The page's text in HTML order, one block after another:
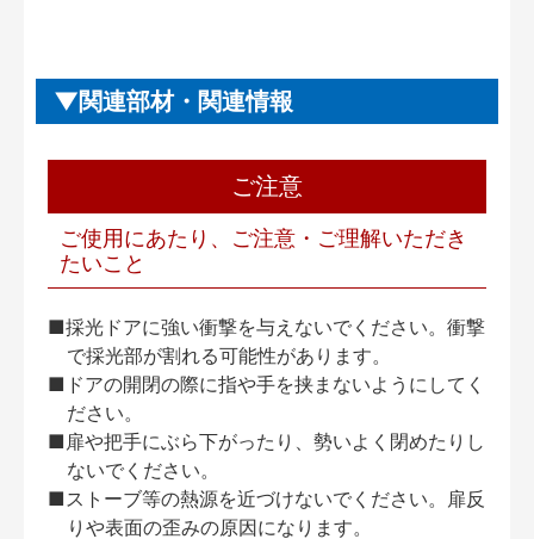
関連部材・関連情報
ご注意
ご使用にあたり、ご注意・ご理解いただき
たいこと
■採光ドアに強い衝撃を与えないでください。衝撃
で採光部が割れる可能性があります。
■ドアの開閉の際に指や手を挟まないようにしてく
ださい。
■扉や把手にぶら下がったり、勢いよく閉めたりし
ないでください。
■ストーブ等の熱源を近づけないでください。扉反
りや表面の歪みの原因になります。